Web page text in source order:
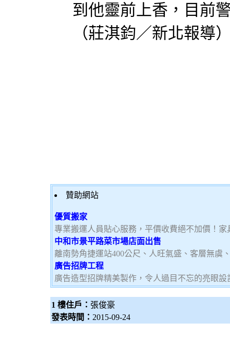
到他靈前上香，目前
（莊淇鈞／新北報導
贊助網站
優質搬家
專業搬運人員貼心服務，平價收費絕不加價！
中和市景平路菜市場店面出售
離南勢角捷運站400公尺、人旺氣盛、客層無虞
廣告招牌工程
廣告造型招牌精美製作，令人過目不忘的亮眼
1 樓住戶： 張俊豪
發表時間： 2015-09-24